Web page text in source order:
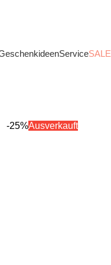
ServiceSALE
-25%Ausverkauft